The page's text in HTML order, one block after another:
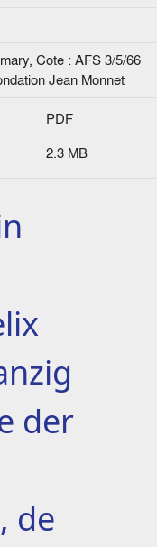
Cote : AFS 3/5/66
Jean Monnet
PDF
2.3 MB
der
de